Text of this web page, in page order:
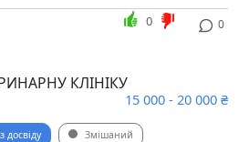
0
0
КЛІНІКУ
15 000 - 20 000 ₴
досвіду Змішаний